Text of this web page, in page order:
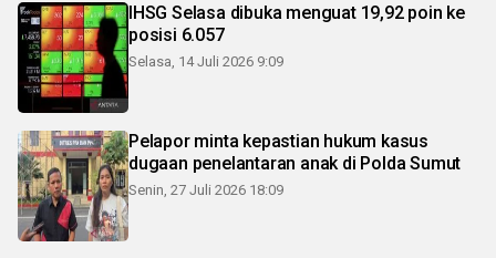
IHSG Selasa dibuka menguat 19,92 poin ke
posisi 6.057
Selasa, 14 Juli 2026 9:09
Pelapor minta kepastian hukum kasus
dugaan penelantaran anak di Polda Sumut
Senin, 27 Juli 2026 18:09